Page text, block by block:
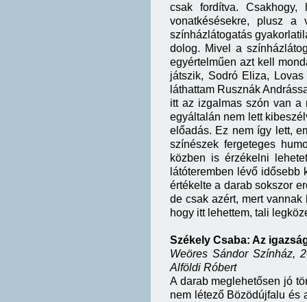
csak fordítva.
vonatkésésekre, plusz a
színházlátogatás
dolog. Mivel a
egyértelműen azt kell
játszik, Sodró Eliza,
láthattam Rusznák
itt az izgalmas szón van a
egyáltalán nem lett
előadás. Ez nem így lett,
színészek fergeteges
közben is érzékelni
látóteremben lévő
értékelte a darab sokszor
de csak azért, mert
hogy itt lehettem, tali
Székely Csaba: Az
Weöres Sándor Színház,
Alföldi Róbert
A darab meglehetősen jó
nem létező Bözödújfalu és